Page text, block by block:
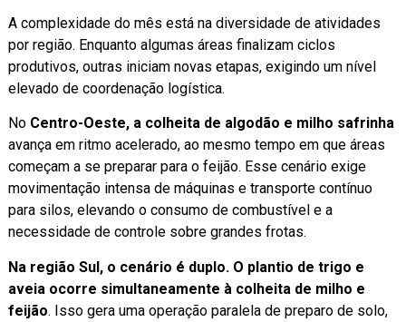
A complexidade do mês está na diversidade de atividades
por região. Enquanto algumas áreas finalizam ciclos
produtivos, outras iniciam novas etapas, exigindo um nível
elevado de coordenação logística.
No Centro-Oeste, a colheita de algodão e milho safrinha
avança em ritmo acelerado, ao mesmo tempo em que áreas
começam a se preparar para o feijão. Esse cenário exige
movimentação intensa de máquinas e transporte contínuo
para silos, elevando o consumo de combustível e a
necessidade de controle sobre grandes frotas.
Na região Sul, o cenário é duplo. O plantio de trigo e
aveia ocorre simultaneamente à colheita de milho e
feijão. Isso gera uma operação paralela de preparo de solo,